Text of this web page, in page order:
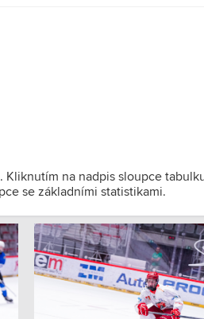
Kliknutím na nadpis sloupce
se základními statistikami.